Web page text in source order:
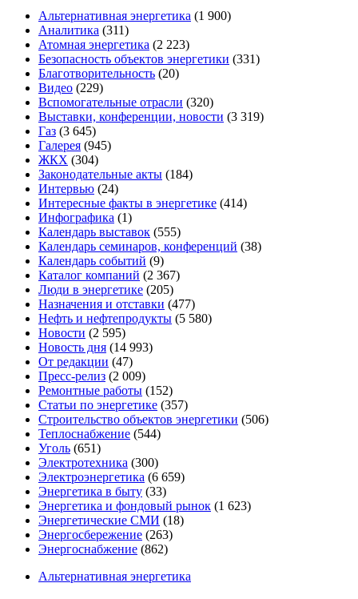
Альтернативная энергетика (1 900)
Аналитика (311)
Атомная энергетика (2 223)
Безопасность объектов энергетики (331)
Благотворительность (20)
Видео (229)
Вспомогательные отрасли (320)
Выставки, конференции, новости (3 319)
Газ (3 645)
Галерея (945)
ЖКХ (304)
Законодательные акты (184)
Интервью (24)
Интересные факты в энергетике (414)
Инфографика (1)
Календарь выставок (555)
Календарь семинаров, конференций (38)
Календарь событий (9)
Каталог компаний (2 367)
Люди в энергетике (205)
Назначения и отставки (477)
Нефть и нефтепродукты (5 580)
Новости (2 595)
Новость дня (14 993)
От редакции (47)
Пресс-релиз (2 009)
Ремонтные работы (152)
Статьи по энергетике (357)
Строительство объектов энергетики (506)
Теплоснабжение (544)
Уголь (651)
Электротехника (300)
Электроэнергетика (6 659)
Энергетика в быту (33)
Энергетика и фондовый рынок (1 623)
Энергетические СМИ (18)
Энергосбережение (263)
Энергоснабжение (862)
Альтернативная энергетика